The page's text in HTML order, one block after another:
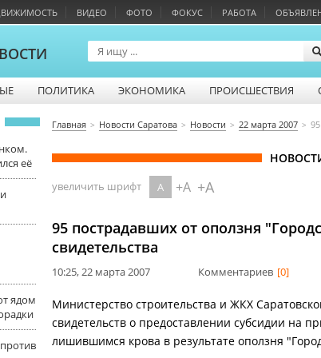
ВИДЕО ФОТО ФОКУС РАБОТА
ПОЛИТИКА ЭКОНОМИКА ПРОИСШЕСТВИЯ
её
ядом
Главная Новости Саратова Новости 22 марта 2007
увеличить шрифт A +A +A
95 пострадавших от оползня
свидетельства
10:25, 22 марта 2007 Комментариев [0]
Министерство строительства и ЖКХ
свидетельств о предоставлении субсидии на
лишившимся крова в результате оползня